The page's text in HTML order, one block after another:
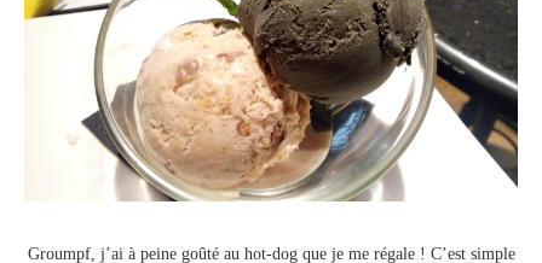
Groumpf, j’ai à peine goûté au hot-dog que je me régale ! C’est simple